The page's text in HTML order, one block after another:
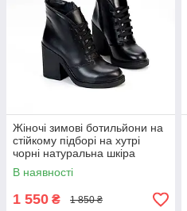
Жіночі зимові ботильйони на
стійкому підборі на хутрі
чорні натуральна шкіра
В наявності
1 550 ₴ 1 850 ₴